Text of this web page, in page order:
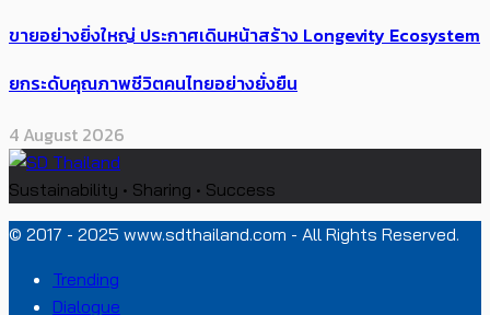
ขายอย่างยิ่งใหญ่ ประกาศเดินหน้าสร้าง Longevity Ecosystem
ยกระดับคุณภาพชีวิตคนไทยอย่างยั่งยืน
4 August 2026
Sustainability • Sharing • Success
© 2017 - 2025 www.sdthailand.com - All Rights Reserved.
Trending
Dialogue